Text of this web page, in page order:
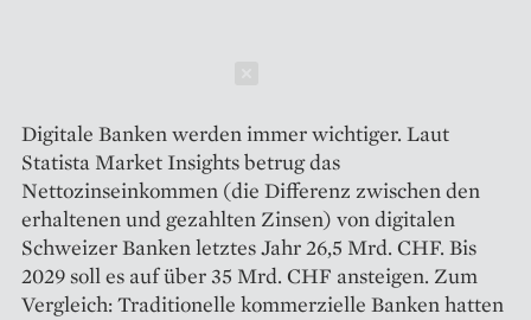
Digitale Banken werden immer wichtiger. Laut
Statista Market Insights betrug das
Nettozinseinkommen (die Differenz zwischen den
erhaltenen und gezahlten Zinsen) von digitalen
Schweizer Banken letztes Jahr 26,5 Mrd. CHF. Bis
2029 soll es auf über 35 Mrd. CHF ansteigen. Zum
Vergleich: Traditionelle kommerzielle Banken hatten